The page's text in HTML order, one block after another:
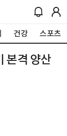
건강 스포츠
본격 양산